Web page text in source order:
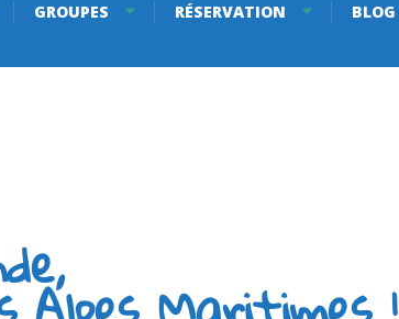
GROUPES RÉSERVATION BLOG